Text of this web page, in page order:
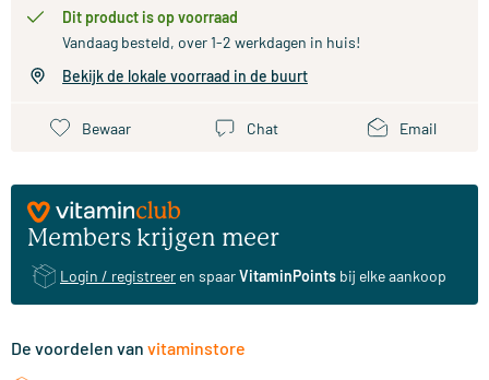
Dit product is op voorraad
Vandaag besteld, over 1-2 werkdagen in huis!
Bekijk de lokale voorraad in de buurt
Bewaar Chat Email
Members krijgen meer
Login / registreer en spaarVitaminPoints bij elke aankoop
De voordelen van vitaminstore